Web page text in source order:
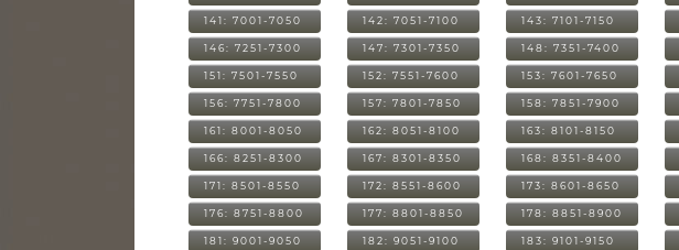
141: 7001-7050 142: 7051-7100 143: 7101-7150
146: 7251-7300 147: 7301-7350 148: 7351-7400
151: 7501-7550 152: 7551-7600 153: 7601-7650
156: 7751-7800 157: 7801-7850 158: 7851-7900
161: 8001-8050 162: 8051-8100 163: 8101-8150
166: 8251-8300 167: 8301-8350 168: 8351-8400
171: 8501-8550 172: 8551-8600 173: 8601-8650
176: 8751-8800 177: 8801-8850 178: 8851-8900
181: 9001-9050 182: 9051-9100 183: 9101-9150